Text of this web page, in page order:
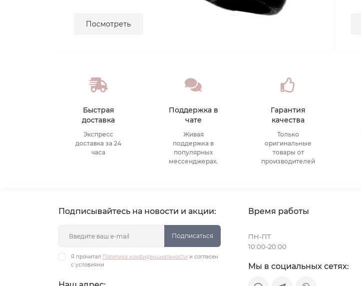
Посмотреть
Быстрая
доставка
Экспресс
доставка за 24
часа
Поддержка в
чате
Живая
поддержка в
популярных
мессенджерах.
Гарантия
качества
Только
оригинальные
товары от
производителей
Подписывайтесь на новости и акции:
Подписаться
Я прочитал Политика конфиденциальности и согласен
с условиями
Время работы
ПН-ПТ
10:00-20:00
Мы в социальных сетях: